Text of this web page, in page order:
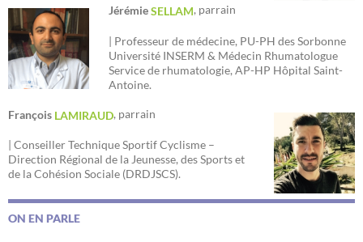
JérémieSELLAM, parrain
| Professeur de médecine, PU-PH des Sorbonne
Université INSERM & Médecin Rhumatologue
Service de rhumatologie, AP-HP Hôpital Saint-
Antoine.
François LAMIRAUD, parrain
| Conseiller Technique Sportif Cyclisme –
Direction Régional de la Jeunesse, des Sports et
de la Cohésion Sociale (DRDJSCS).
ON EN PARLE